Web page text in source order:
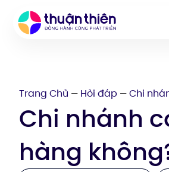
Trang Chủ — Hỏi đáp — Chi
Chi nhánh
hàng